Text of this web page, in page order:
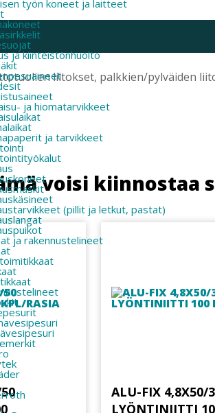
työn koneet ja laitteet
ja kiinteistönhuolto
ja hiomatarvikkeet
ja tarvikkeet
(pillit ja letkut, pastat)
ja rakennustelineet
liitokset, palkkien/pylväiden
voisi kiinnostaa
ALU-FIX 4,8X50/
LYÖNTINIITTI